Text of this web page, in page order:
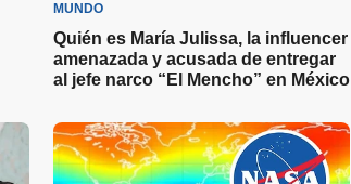
MUNDO
Quién es María Julissa, la influencer
amenazada y acusada de entregar
al jefe narco “El Mencho” en México